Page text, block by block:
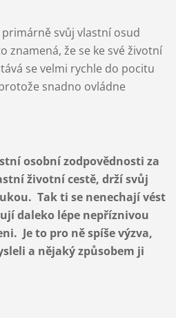
primárně svůj vlastní osud
znamená, že se ke své životní
se velmi rychle do pocitu
snadno ovládne
osobní zodpovědnosti za
životní cestě, drží svůj
Tak ti se nenechají vést
daleko lépe nepříznivou
Je to pro ně spíše výzva,
a nějaký způsobem ji